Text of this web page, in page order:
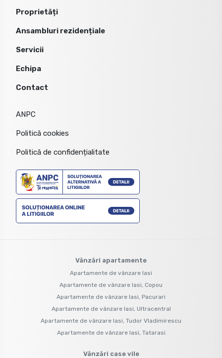
Proprietăți
Ansambluri rezidențiale
Servicii
Echipa
Contact
ANPC
Politică cookies
Politică de confidențialitate
Vânzări apartamente
Apartamente de vânzare Iasi
Apartamente de vânzare Iasi, Copou
Apartamente de vânzare Iasi, Pacurari
Apartamente de vânzare Iasi, Ultracentral
Apartamente de vânzare Iasi, Tudor Vladimirescu
Apartamente de vânzare Iasi, Tatarasi
Vânzări case vile